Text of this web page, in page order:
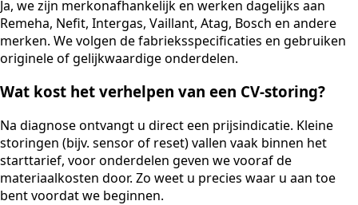
Ja, we zijn merkonafhankelijk en werken dagelijks aan
Remeha, Nefit, Intergas, Vaillant, Atag, Bosch en andere
merken. We volgen de fabrieksspecificaties en gebruiken
originele of gelijkwaardige onderdelen.
Wat kost het verhelpen van een CV-storing?
Na diagnose ontvangt u direct een prijsindicatie. Kleine
storingen (bijv. sensor of reset) vallen vaak binnen het
starttarief, voor onderdelen geven we vooraf de
materiaalkosten door. Zo weet u precies waar u aan toe
bent voordat we beginnen.